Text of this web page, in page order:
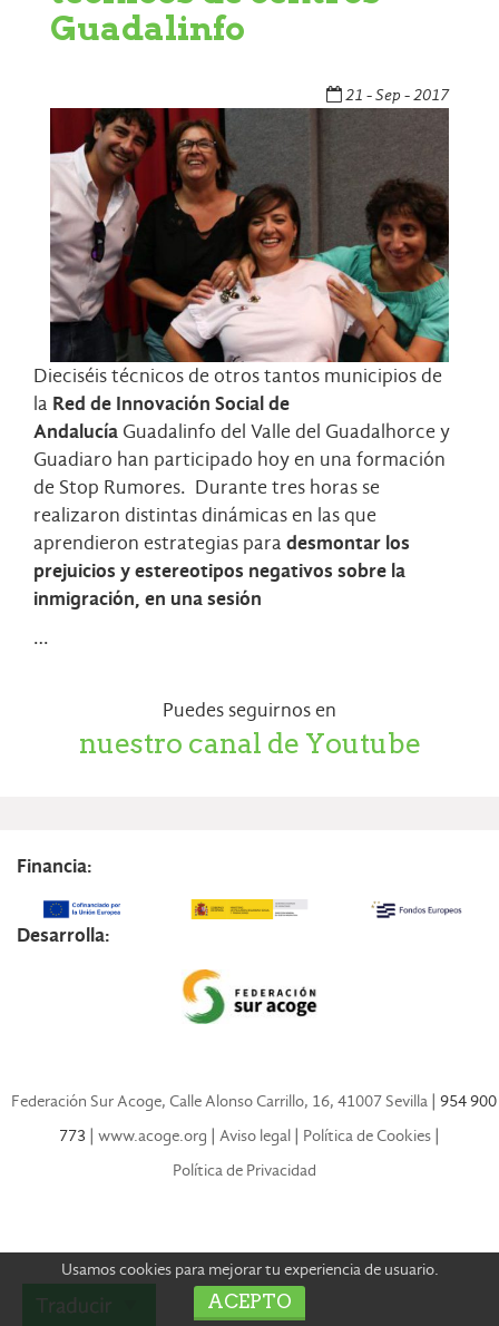
Usamos cookies para mejorar tu experiencia de usuario.
ACEPTO
Guadalinfo
21 - Sep - 2017
Dieciséis técnicos de otros tantos municipios de
la Red de Innovación Social de
Andalucía Guadalinfo del Valle del Guadalhorce y
Guadiaro han participado hoy en una formación
de Stop Rumores. Durante tres horas se
realizaron distintas dinámicas en las que
aprendieron estrategias para desmontar los
prejuicios y estereotipos negativos sobre la
inmigración, en una sesión
…
Puedes seguirnos en
nuestro canal de Youtube
Financia:
Desarrolla:
Federación Sur Acoge, Calle Alonso Carrillo, 16, 41007 Sevilla | 954 900
773 | www.acoge.org | Aviso legal | Política de Cookies |
Política de Privacidad